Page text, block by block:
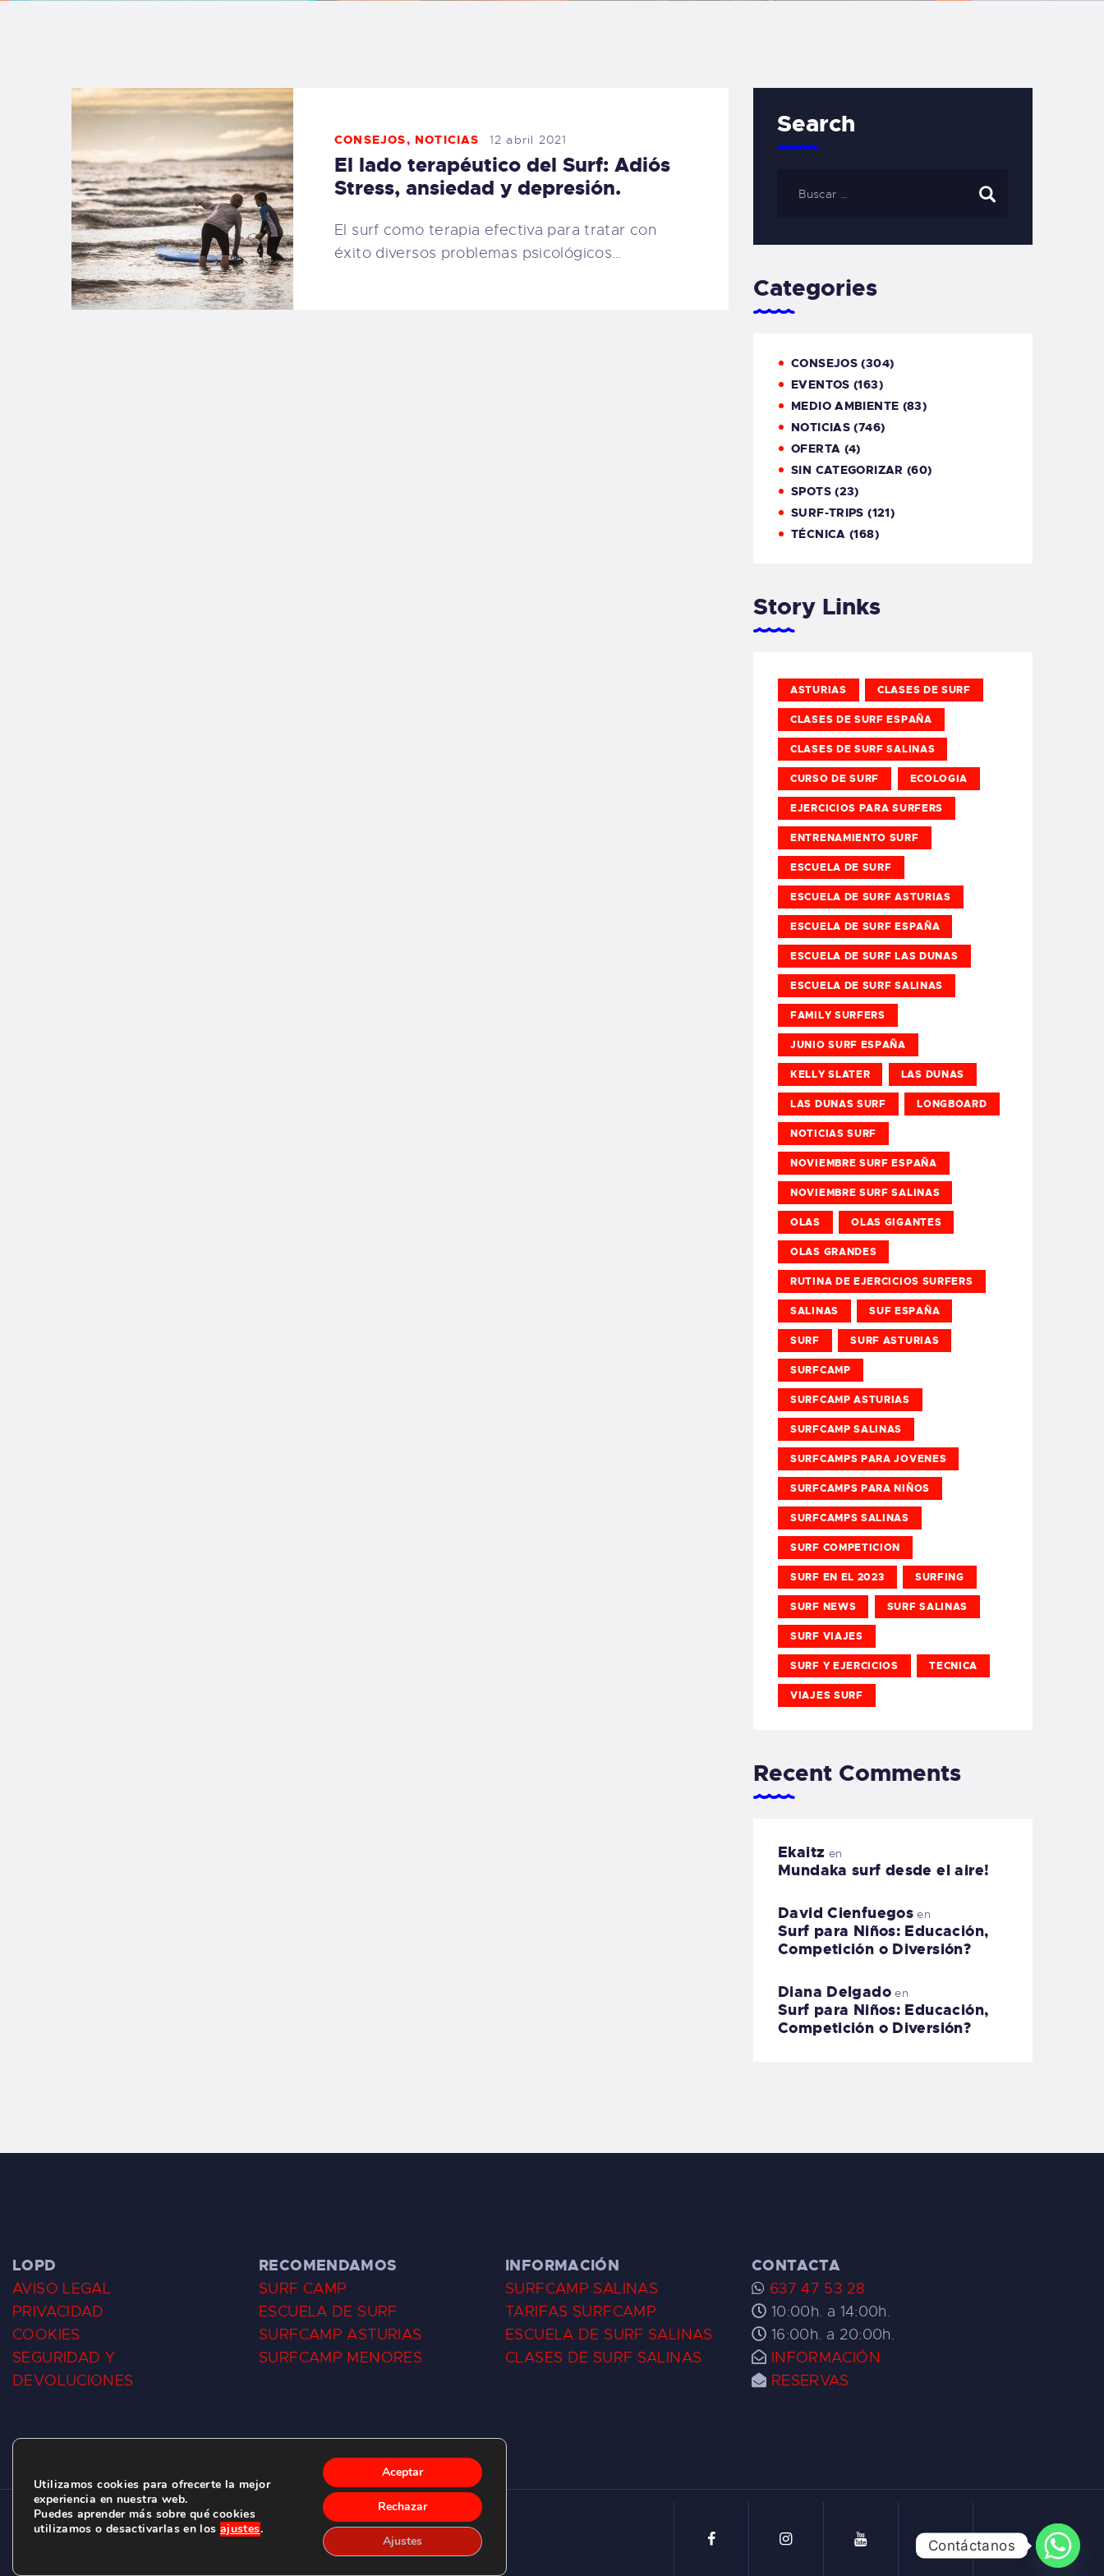
CARRITO
TIENDA FAMILY
SURFERS
CONSEJOS, NOTICIAS 12 abril 2021
El lado terapéutico del Surf: Adiós
Stress, ansiedad y depresión.
El surf como terapia efectiva para tratar con
éxito diversos problemas psicológicos…
Search
Categories
CONSEJOS (304)
EVENTOS (163)
MEDIO AMBIENTE (83)
NOTICIAS (746)
OFERTA (4)
SIN CATEGORIZAR (60)
SPOTS(23)
SURF-TRIPS (121)
TÉCNICA (168)
Story Links
ASTURIAS CLASES DE SURF
CLASES DE SURF ESPAÑA
CLASES DE SURF SALINAS
CURSO DE SURF ECOLOGIA
EJERCICIOS PARA SURFERS
ENTRENAMIENTO SURF
ESCUELA DE SURF
ESCUELA DE SURF ASTURIAS
ESCUELA DE SURF ESPAÑA
ESCUELA DE SURF LAS DUNAS
ESCUELA DE SURF SALINAS
FAMILY SURFERS
JUNIO SURF ESPAÑA
KELLY SLATER LAS DUNAS
LAS DUNAS SURF LONGBOARD
NOTICIAS SURF
NOVIEMBRE SURF ESPAÑA
NOVIEMBRE SURF SALINAS
OLAS OLAS GIGANTES
OLAS GRANDES
RUTINA DE EJERCICIOS SURFERS
SALINAS SUF ESPAÑA
SURF SURF ASTURIAS
SURFCAMP
SURFCAMP ASTURIAS
SURFCAMP SALINAS
SURFCAMPS PARA JOVENES
SURFCAMPS PARA NIÑOS
SURFCAMPS SALINAS
SURF COMPETICION
SURF EN EL 2023 SURFING
SURF NEWS SURF SALINAS
SURF VIAJES
SURF Y EJERCICIOS TECNICA
VIAJES SURF
Recent Comments
Ekaitz en
Mundaka surf desde el aire!
David Cienfuegos en
Surf para Niños: Educación,
Competición o Diversión?
Diana Delgadoen
Surf para Niños: Educación,
Competición o Diversión?
LOPD
AVISO LEGAL
PRIVACIDAD
COOKIES
SEGURIDAD Y
DEVOLUCIONES
RECOMENDAMOS
SURF CAMP
ESCUELA DE SURF
SURFCAMP ASTURIAS
SURFCAMP MENORES
INFORMACIÓN
SURFCAMP SALINAS
TARIFAS SURFCAMP
ESCUELA DE SURF SALINAS
CLASES DE SURF SALINAS
CONTACTA
637 47 53 28
10:00h. a 14:00h.
16:00h. a 20:00h.
INFORMACIÓN
RESERVAS
CLUB DE SURF LAS DUNAS ©2026.
C/ BERNARDO ÁLVAREZ GALAN 1, SALINAS (ASTURIAS)
Utilizamos cookies para ofrecerte la mejor
experiencia en nuestra web.
Puedes aprender más sobre qué cookies
utilizamos o desactivarlas en los ajustes.
Aceptar
Rechazar
Ajustes Contáctanos